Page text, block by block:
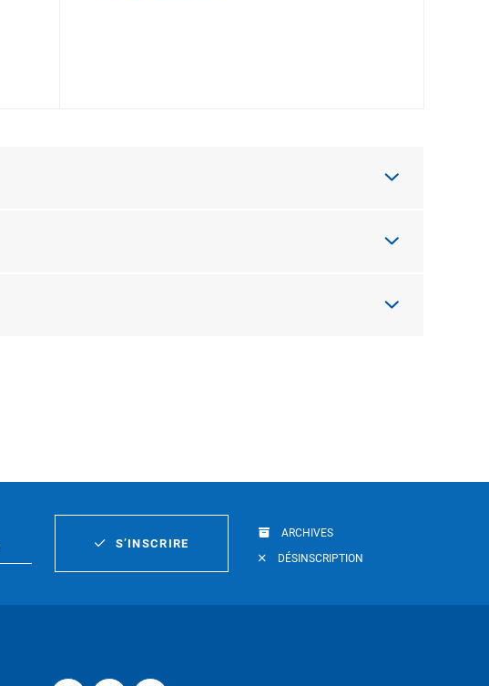
S’INSCRIRE
ARCHIVES
DÉSINSCRIPTION